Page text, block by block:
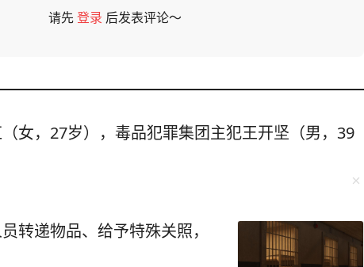
请先登录 后发表评论～
女，27岁），毒品犯罪集团主犯王开坚（男，39
转递物品、给予特殊关照，